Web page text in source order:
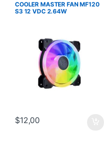
COOLER MASTER FAN MF120
S3 12 VDC 2.64W
$12,00